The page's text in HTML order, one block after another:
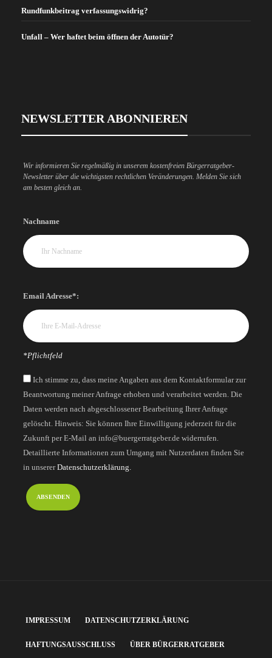
Rundfunkbeitrag verfassungswidrig?
Unfall – Wer haftet beim öffnen der Autotür?
NEWSLETTER ABONNIEREN
Wir informieren Sie regelmäßig in unserem kostenfreien Bürgerratgeber-
Newsletter über die wichtigsten rechtlichen Veränderungen. Melden Sie sich
am besten gleich an.
Nachname
Email Adresse*:
*Pflichtfeld
Ich stimme zu, dass meine Angaben aus dem Kontaktformular zur
Beantwortung meiner Anfrage erhoben und verarbeitet werden. Die
Daten werden nach abgeschlossener Bearbeitung Ihrer Anfrage
gelöscht. Hinweis: Sie können Ihre Einwilligung jederzeit für die
Zukunft per E-Mail an info@buergerratgeber.de widerrufen.
Detaillierte Informationen zum Umgang mit Nutzerdaten finden Sie
in unsererDatenschutzerklärung.
IMPRESSUM DATENSCHUTZERKLÄRUNG
HAFTUNGSAUSSCHLUSS ÜBER BÜRGERRATGEBER